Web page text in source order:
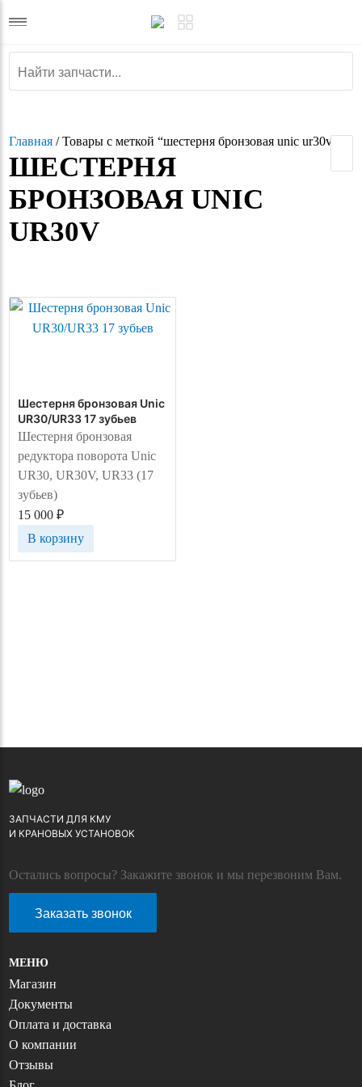
Главная / Товары с меткой “шестерня бронзовая unic ur30v”
ШЕСТЕРНЯ
БРОНЗОВАЯ UNIC
UR30V
Шестерня бронзовая Unic
UR30/UR33 17 зубьев
Шестерня бронзовая
редуктора поворота Unic
UR30, UR30V, UR33 (17
зубьев)
15 000₽
В корзину
ЗАПЧАСТИ ДЛЯ КМУ
И КРАНОВЫХ УСТАНОВОК
МЕНЮ
Магазин
Документы
Оплата и доставка
О компании
Отзывы
Остались вопросы? Закажите звонок и мы перезвоним Вам.
Заказать звонок